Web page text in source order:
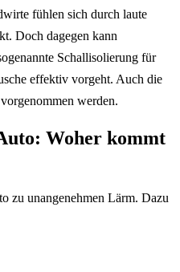
fühlen sich durch laute
Doch dagegen kann
Schallisolierung für
effektiv vorgeht. Auch die
werden.
Woher kommt
zu unangenehmen Lärm. Dazu